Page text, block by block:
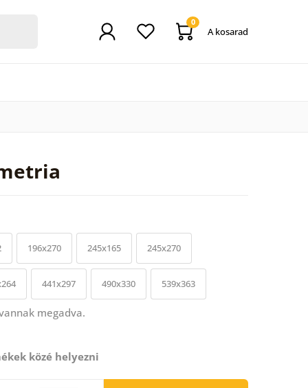
0
A kosarad
196x270 245x165 245x270
441x297 490x330 539x363
megadva.
közé helyezni